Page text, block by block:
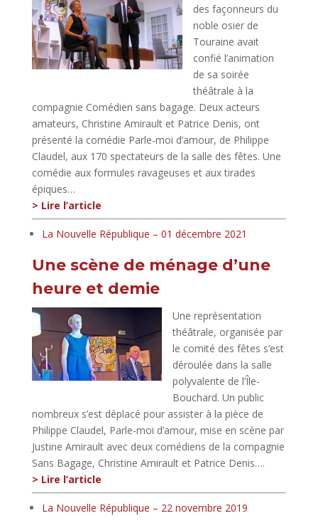
des façonneurs du
noble osier de
Touraine avait
confié l’animation
de sa soirée
théâtrale à la
compagnie Comédien sans bagage. Deux acteurs
amateurs, Christine Amirault et Patrice Denis, ont
présenté la comédie Parle-moi d’amour, de Philippe
Claudel, aux 170 spectateurs de la salle des fêtes. Une
comédie aux formules ravageuses et aux tirades
épiques…
> Lire l’article
La Nouvelle République – 01 décembre 2021
Une scène de ménage d’une
heure et demie
Une représentation
théâtrale, organisée par
le comité des fêtes s’est
déroulée dans la salle
polyvalente de l’Île-
Bouchard. Un public
nombreux s’est déplacé pour assister à la pièce de
Philippe Claudel, Parle-moi d’amour, mise en scène par
Justine Amirault avec deux comédiens de la compagnie
Sans Bagage, Christine Amirault et Patrice Denis….
> Lire l’article
La Nouvelle République – 22 novembre 2019